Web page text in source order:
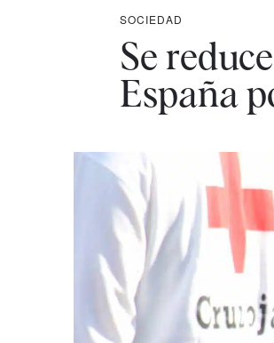
SOCIEDAD
Se
España